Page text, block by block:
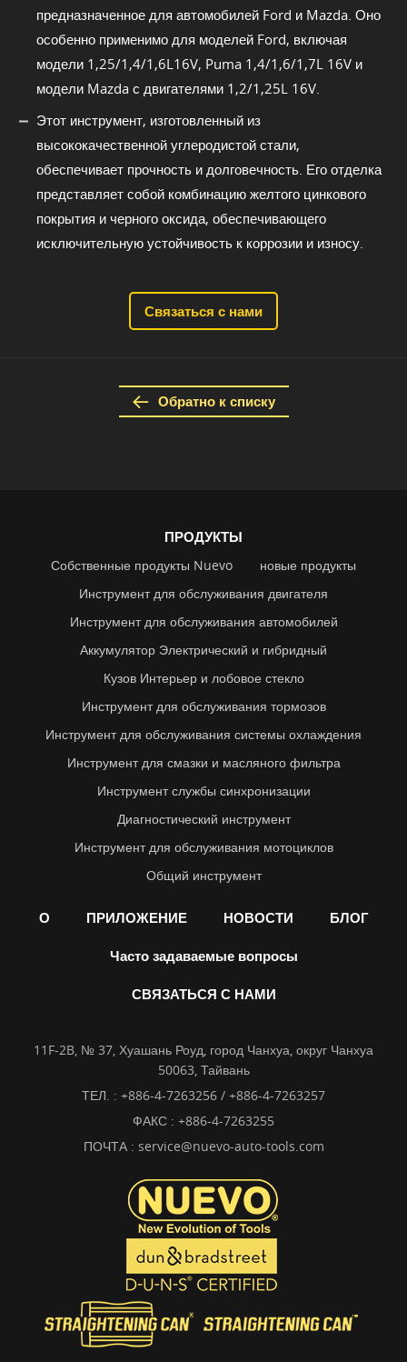
предназначенное для автомобилей Ford и Mazda. Оно
особенно применимо для моделей Ford, включая
модели 1,25/1,4/1,6L16V, Puma 1,4/1,6/1,7L 16V и
модели Mazda с двигателями 1,2/1,25L 16V.
Этот инструмент, изготовленный из
высококачественной углеродистой стали,
обеспечивает прочность и долговечность. Его отделка
представляет собой комбинацию желтого цинкового
покрытия и черного оксида, обеспечивающего
исключительную устойчивость к коррозии и износу.
Связаться с нами
Обратно к списку
ПРОДУКТЫ
Собственные продукты Nuevo
новые продукты
Инструмент для обслуживания двигателя
Инструмент для обслуживания автомобилей
Аккумулятор Электрический и гибридный
Кузов Интерьер и лобовое стекло
Инструмент для обслуживания тормозов
Инструмент для обслуживания системы охлаждения
Инструмент для смазки и масляного фильтра
Инструмент службы синхронизации
Диагностический инструмент
Инструмент для обслуживания мотоциклов
Общий инструмент
О ПРИЛОЖЕНИЕ НОВОСТИ БЛОГ
Часто задаваемые вопросы
СВЯЗАТЬСЯ С НАМИ
11F-2B, № 37, Хуашань Роуд, город Чанхуа, округ Чанхуа
50063, Тайвань
ТЕЛ. : +886-4-7263256 / +886-4-7263257
ФАКС : +886-4-7263255
ПОЧТА : service@nuevo-auto-tools.com